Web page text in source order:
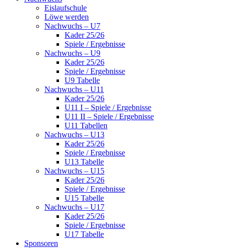
Eislaufschule
Löwe werden
Nachwuchs – U7
Kader 25/26
Spiele / Ergebnisse
Nachwuchs – U9
Kader 25/26
Spiele / Ergebnisse
U9 Tabelle
Nachwuchs – U11
Kader 25/26
U11 I – Spiele / Ergebnisse
U11 II – Spiele / Ergebnisse
U11 Tabellen
Nachwuchs – U13
Kader 25/26
Spiele / Ergebnisse
U13 Tabelle
Nachwuchs – U15
Kader 25/26
Spiele / Ergebnisse
U15 Tabelle
Nachwuchs – U17
Kader 25/26
Spiele / Ergebnisse
U17 Tabelle
Sponsoren